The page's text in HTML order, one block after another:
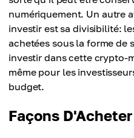
numériquement. Un autre
investir est sa divisibilité:
achetées sous la forme de
investir dans cette crypto-
même pour les
budget.
Façons